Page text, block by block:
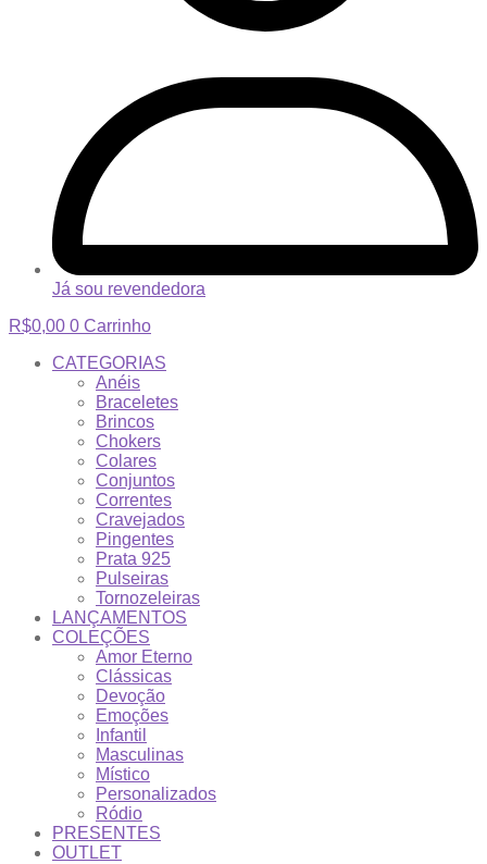
Já sou revendedora
R$0,00 0 Carrinho
CATEGORIAS
Anéis
Braceletes
Brincos
Chokers
Colares
Conjuntos
Correntes
Cravejados
Pingentes
Prata 925
Pulseiras
Tornozeleiras
LANÇAMENTOS
COLEÇÕES
Amor Eterno
Clássicas
Devoção
Emoções
Infantil
Masculinas
Místico
Personalizados
Ródio
PRESENTES
OUTLET